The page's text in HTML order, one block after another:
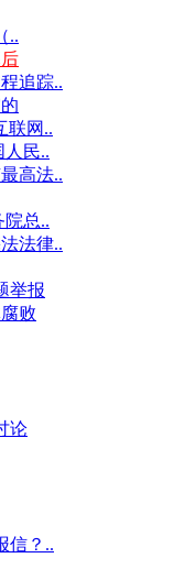
..
追踪..
联网..
民..
高法..
总..
法律..
举报
败
论
信？..